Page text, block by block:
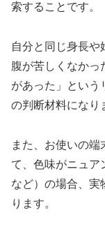
索することです。
自分と同じ身長や
腹が苦しくなかっ
があった」という
の判断材料になり
また、お使いの
て、色味がニュア
など）の場合、実
ります。